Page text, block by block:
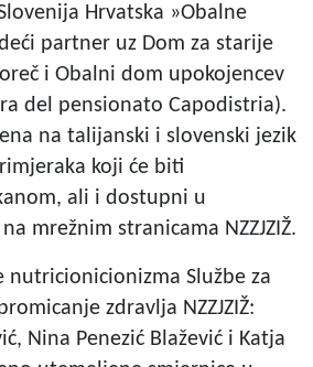
Hrvatska »Obalne
partner uz Dom za starije
i Obalni dom upokojencev
del pensionato Capodistria).
na talijanski i slovenski jezik
koji će biti
ali i dostupni u
mrežnim stranicama NZZJZIŽ.
nutricionicionizma Službe za
zdravlja NZZJZIŽ:
Nina Penezić Blažević i Katja